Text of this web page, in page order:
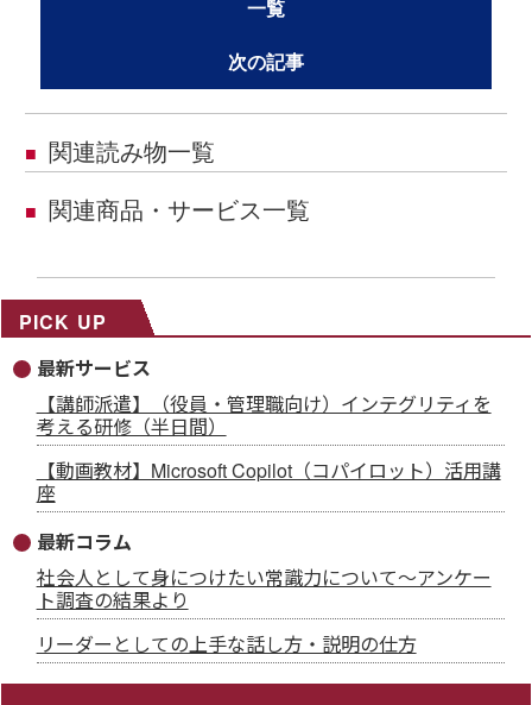
一覧
次の記事
■ 関連読み物一覧
■ 関連商品・サービス一覧
PICK UP
最新サービス
【講師派遣】（役員・管理職向け）インテグリティを
考える研修（半日間）
【動画教材】Microsoft Copilot（コパイロット）活用講
座
最新コラム
社会人として身につけたい常識力について～アンケー
ト調査の結果より
リーダーとしての上手な話し方・説明の仕方